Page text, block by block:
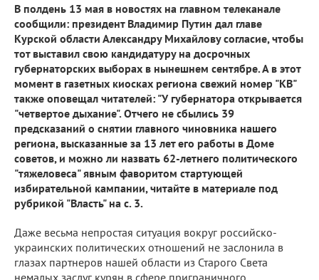
В полдень 13 мая в новостях на главном телеканале
сообщили: президент Владимир Путин дал главе
Курской области Александру Михайлову согласие, чтобы
тот выставил свою кандидатуру на досрочных
губернаторских выборах в нынешнем сентябре. А в этот
момент в газетных киосках региона свежий номер "КВ"
также оповещал читателей: "У губернатора открывается
"четвертое дыхание". Отчего не сбылись 39
предсказаний о снятии главного чиновника нашего
региона, высказанные за 13 лет его работы в Доме
советов, и можно ли назвать 62-летнего политического
"тяжеловеса" явным фаворитом стартующей
избирательной кампании, читайте в материале под
рубрикой "Власть" на с. 3.
Даже весьма непростая ситуация вокруг российско-
украинских политических отношений не заслонила в
глазах партнеров нашей области из Старого Света
немалых заслуг курян в сфере приграничного